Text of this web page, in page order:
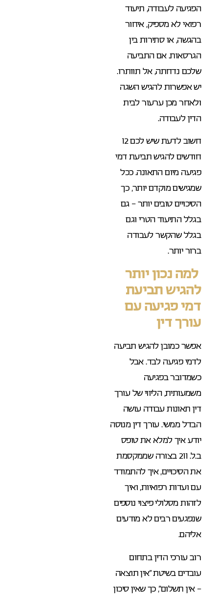
הפגיעה לעבודה, תיעוד
רפואי לא מספיק, איחור
בהגשה, או סתירות בין
הגרסאות. אם התביעה
שלכם נדחתה, אל תוותרו.
יש אפשרות להגיש השגה
ולאחר מכן ערעור לבית
הדין לעבודה.
חשוב לדעת שיש לכם 12
חודשים להגיש תביעת דמי
פגיעה מיום התאונה. ככל
שמגישים מוקדם יותר, כך
הסיכויים טובים יותר – גם
בגלל התיעוד הטרי וגם
בגלל שהקשר לעבודה
ברור יותר.
למה נכון יותר
להגיש תביעת
דמי פגיעה עם
עורך דין
אפשר כמובן להגיש תביעה
לדמי פגיעה לבד. אבל
כשמדובר בפגיעה
משמעותית, הליווי של עורך
דין תאונות עבודה עושה
הבדל ממשי. עורך דין מנוסה
יודע איך למלא את טופס
ב.ל. 211 בצורה שממקסמת
את הסיכויים, איך להתמודד
עם ועדות רפואיות, ואיך
לזהות מסלולי פיצוי נוספים
שנפגעים רבים לא מודעים
אליהם.
רוב עורכי הדין בתחום
עובדים בשיטת “אין תוצאה
– אין תשלום”, כך שאין סיכון